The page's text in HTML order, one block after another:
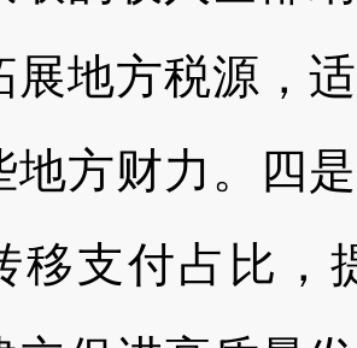
展地方税源，
地方财力。四
移支付占比，